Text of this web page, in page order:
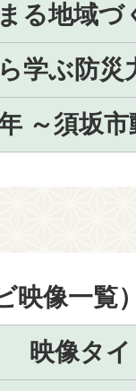
る地域づ
学ぶ防災
～須坂
映像一覧
映像タ